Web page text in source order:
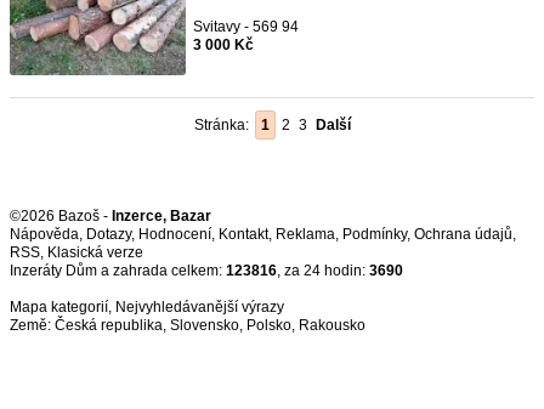
Svitavy - 569 94
3 000 Kč
Stránka: 1 2 3 Další
©2026 Bazoš - Inzerce, Bazar
Nápověda, Dotazy, Hodnocení, Kontakt, Reklama, Podmínky, Ochrana údajů,
RSS,
Inzeráty Dům a zahrada celkem: 123816, za 24 hodin: 3690
Mapa kategorií, Nejvyhledávanější výrazy
Země: Česká republika, Slovensko, Polsko, Rakousko